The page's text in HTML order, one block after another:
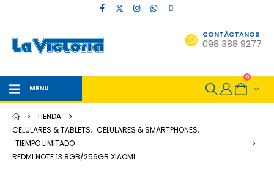
CONTÁCTANOS
098 388 9277
MENU
0
TIENDA
CELULARES & TABLETS, CELULARES & SMARTPHONES,
TIEMPO LIMITADO
REDMI NOTE 13 8GB/256GB XIAOMI